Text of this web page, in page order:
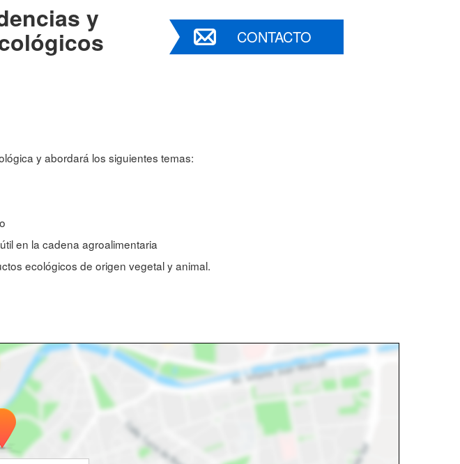
y
CONTACTO
y abordará los siguientes temas:
en la cadena agroalimentaria
ecológicos de origen vegetal y animal.